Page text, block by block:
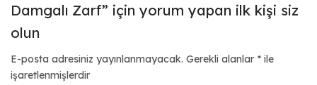
Damgalı Zarf” için yorum yapan ilk kişi siz
olun
E-posta adresiniz yayınlanmayacak. Gerekli alanlar * ile
işaretlenmişlerdir